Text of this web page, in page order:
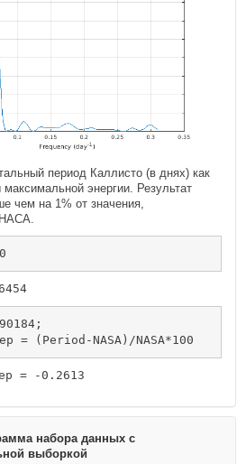
период Каллисто (в днях) как
максимальной энергии. Результат
чем на 1% от значения,
НАСА.
= (Period-NASA)/NASA*100
набора данных с
выборкой